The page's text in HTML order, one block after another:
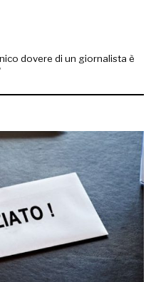
dovere di un giornalista è